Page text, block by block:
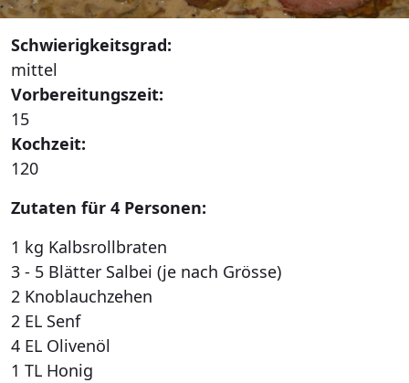
Schwierigkeitsgrad:
mittel
Vorbereitungszeit:
15
Kochzeit:
120
Zutaten für 4 Personen:
1 kg Kalbsrollbraten
3 - 5 Blätter Salbei (je nach Grösse)
2 Knoblauchzehen
2 EL Senf
4 EL Olivenöl
1 TL Honig